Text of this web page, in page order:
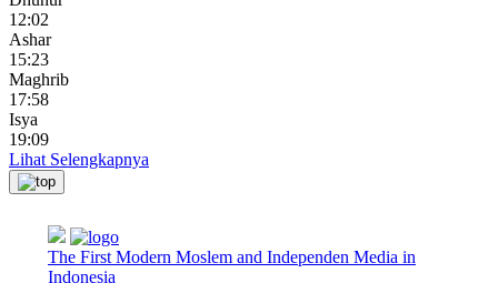
12:02
Ashar
15:23
Maghrib
17:58
Isya
19:09
Lihat Selengkapnya
The First Modern Moslem and Independen Media in
Indonesia